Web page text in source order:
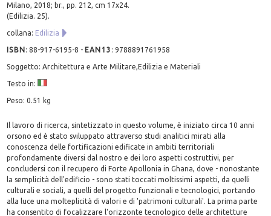
Milano, 2018; br., pp. 212, cm 17x24.
(Edilizia. 25).
collana: Edilizia
ISBN:88-917-6195-8 - EAN13 :9788891761958
Soggetto: Architettura e Arte Militare,Edilizia e Materiali
Testo in:
Peso: 0.51 kg
Il lavoro di ricerca, sintetizzato in questo volume, è iniziato circa 10 anni
orsono ed è stato sviluppato attraverso studi analitici mirati alla
conoscenza delle fortificazioni edificate in ambiti territoriali
profondamente diversi dal nostro e dei loro aspetti costruttivi, per
concludersi con il recupero di Forte Apollonia in Ghana, dove - nonostante
la semplicità dell'edificio - sono stati toccati moltissimi aspetti, da quelli
culturali e sociali, a quelli del progetto funzionali e tecnologici, portando
alla luce una molteplicità di valori e di 'patrimoni culturali'. La prima parte
ha consentito di focalizzare l'orizzonte tecnologico delle architetture